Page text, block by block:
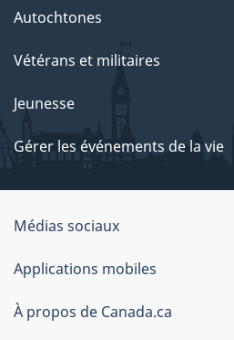
Autochtones
Vétérans et militaires
Jeunesse
Gérer les événements de la vie
Organisation
du
gouvernement
du
Médias sociaux
Applications mobiles
À propos de Canada.ca